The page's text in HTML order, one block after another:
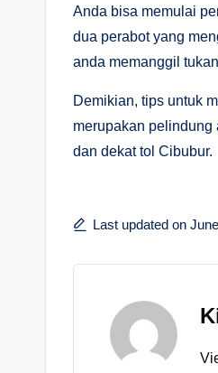
Anda bisa memulai
dua perabot yang
anda memanggil
Demikian, tips untuk
merupakan pelindung
dan dekat tol Cibubur.
Last updated on